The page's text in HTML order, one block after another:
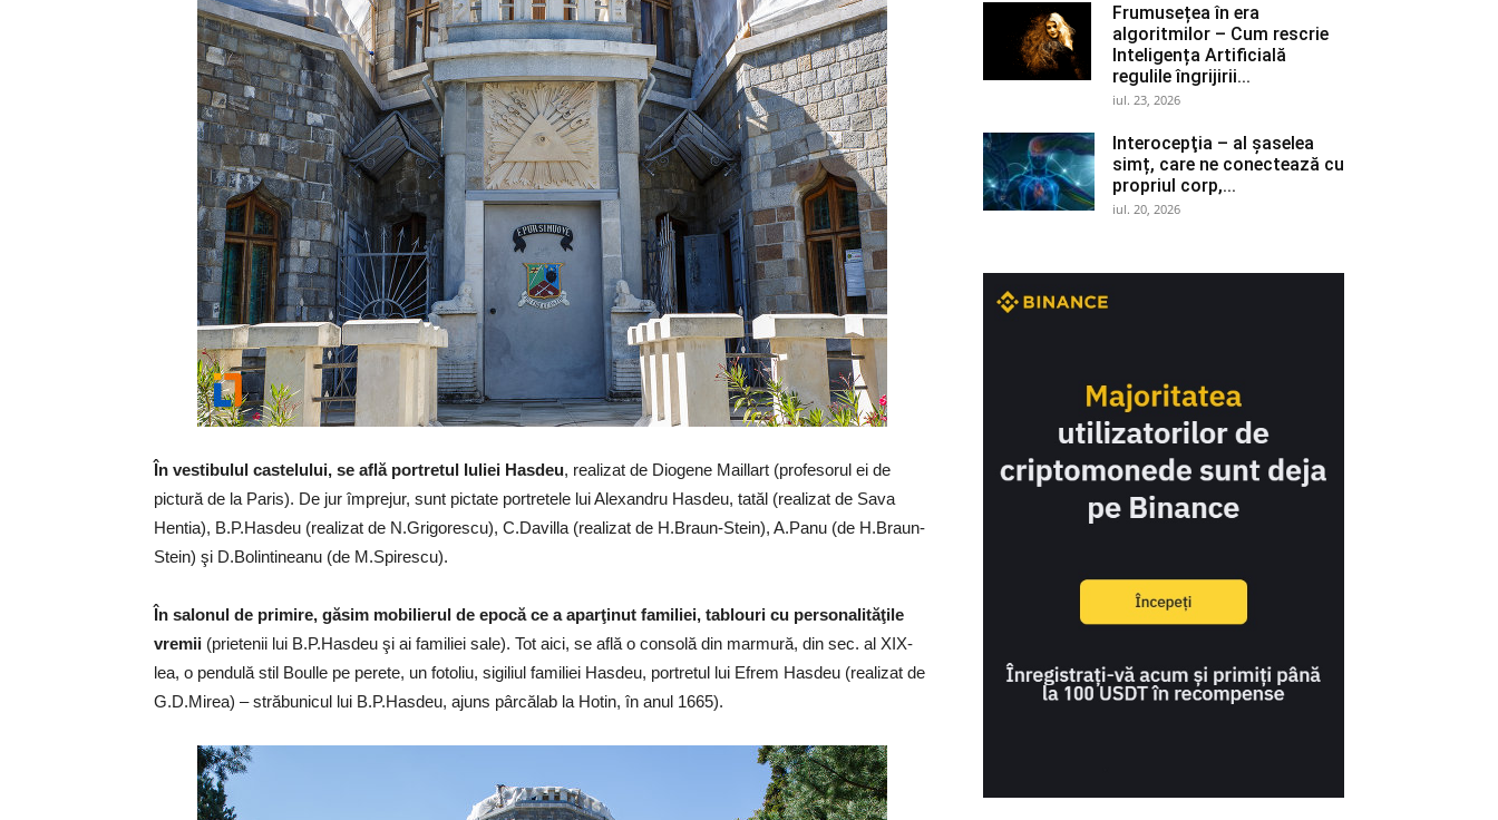
În vestibulul castelului, se află portretul Iuliei Hasdeu, realizat de Diogene Maillart (profesorul ei de
pictură de la Paris). De jur împrejur, sunt pictate portretele lui Alexandru Hasdeu, tatăl (realizat de Sava
Hentia), B.P.Hasdeu (realizat de N.Grigorescu), C.Davilla (realizat de H.Braun-Stein), A.Panu (de H.Braun-
Stein) şi D.Bolintineanu (de M.Spirescu).
În salonul de primire, găsim mobilierul de epocă ce a aparţinut familiei, tablouri cu personalităţile
vremii (prietenii lui B.P.Hasdeu şi ai familiei sale). Tot aici, se află o consolă din marmură, din sec. al XIX-
lea, o pendulă stil Boulle pe perete, un fotoliu, sigiliul familiei Hasdeu, portretul lui Efrem Hasdeu (realizat de
G.D.Mirea) – străbunicul lui B.P.Hasdeu, ajuns pârcălab la Hotin, în anul 1665).
Frumusețea în era
algoritmilor – Cum rescrie
Inteligența Artificială
regulile îngrijirii...
iul. 23, 2026
Interocepţia – al șaselea
simț, care ne conectează cu
propriul corp,...
iul. 20, 2026